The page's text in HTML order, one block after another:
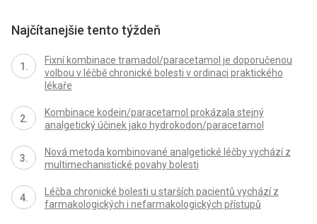
Najčítanejšie tento týždeň
Fixní kombinace tramadol/paracetamol je doporučenou
volbou v léčbě chronické bolesti v ordinaci praktického
lékaře
Kombinace kodein/paracetamol prokázala stejný
analgetický účinek jako hydrokodon/paracetamol
Nová metoda kombinované analgetické léčby vychází z
multimechanistické povahy bolesti
Léčba chronické bolesti u starších pacientů vychází z
farmakologických i nefarmakologických přístupů